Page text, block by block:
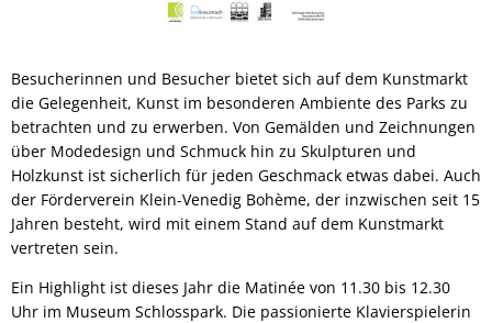
Besucherinnen und Besucher bietet sich auf dem Kunstmarkt
die Gelegenheit, Kunst im besonderen Ambiente des Parks zu
betrachten und zu erwerben. Von Gemälden und Zeichnungen
über Modedesign und Schmuck hin zu Skulpturen und
Holzkunst ist sicherlich für jeden Geschmack etwas dabei. Auch
der Förderverein Klein-Venedig Bohème, der inzwischen seit 15
Jahren besteht, wird mit einem Stand auf dem Kunstmarkt
vertreten sein.
Ein Highlight ist dieses Jahr die Matinée von 11.30 bis 12.30
Uhr im Museum Schlosspark. Die passionierte Klavierspielerin